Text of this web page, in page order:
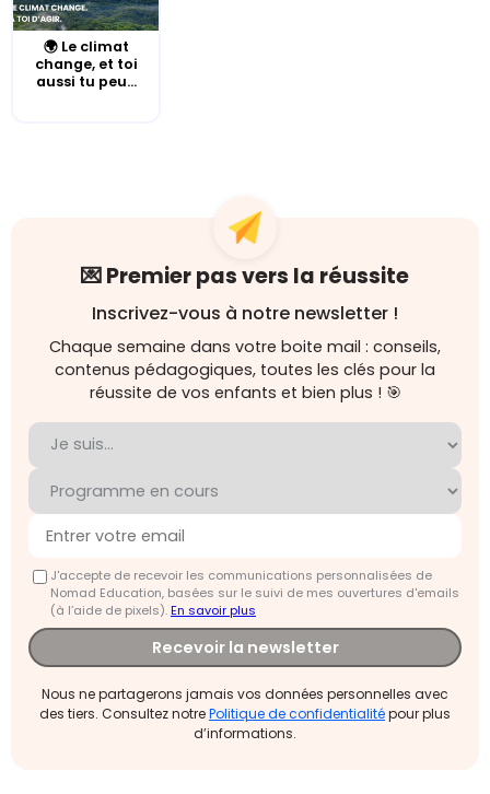
🌍 Le climat
change, et toi
aussi tu peu...
💌 Premier pas vers la réussite
Inscrivez-vous à notre newsletter !
Chaque semaine dans votre boite mail : conseils,
contenus pédagogiques, toutes les clés pour la
réussite de vos enfants et bien plus ! 🎯
J'accepte de recevoir les communications personnalisées de
Nomad Education, basées sur le suivi de mes ouvertures d'emails
(à l’aide de pixels).En savoir plus
Recevoir la newsletter
Nous ne partagerons jamais vos données personnelles avec
des tiers. Consultez notrePolitique de confidentialitépour plus
d’informations.